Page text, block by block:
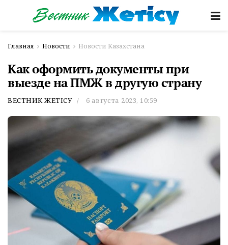
Главная Новости Новости Казахстана
Как оформить документы при
выезде на ПМЖ в другую страну
ВЕСТНИК ЖЕТІСУ 6 августа 2023, 10:59